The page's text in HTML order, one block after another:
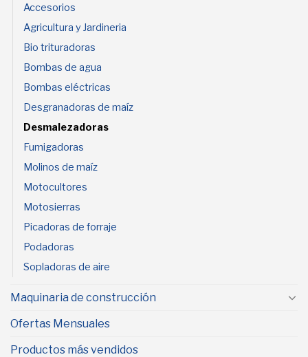
Accesorios
Agricultura y Jardineria
Bio trituradoras
Bombas de agua
Bombas eléctricas
Desgranadoras de maíz
Desmalezadoras
Fumigadoras
Molinos de maíz
Motocultores
Motosierras
Picadoras de forraje
Podadoras
Sopladoras de aire
Maquinaria de construcción
Ofertas Mensuales
Productos más vendidos